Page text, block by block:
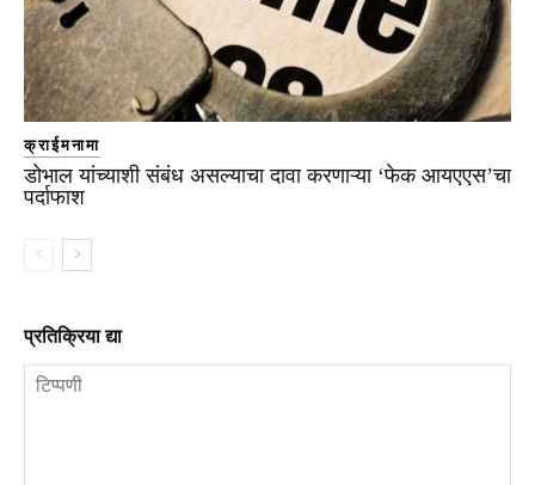
क्राईमनामा
डोभाल यांच्याशी संबंध असल्याचा दावा करणाऱ्या ‘फेक आयएएस’चा
पर्दाफाश
प्रतिक्रिया द्या